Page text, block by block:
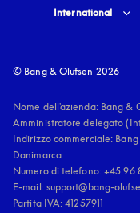
Select country and
International
© Bang & Olufsen 2026
Nome dell'azienda: Bang &
Amministratore delegato
Indirizzo commerciale:
Danimarca
Numero di telefono: +45 96
E-mail: support@bang-
Partita IVA: 41257911